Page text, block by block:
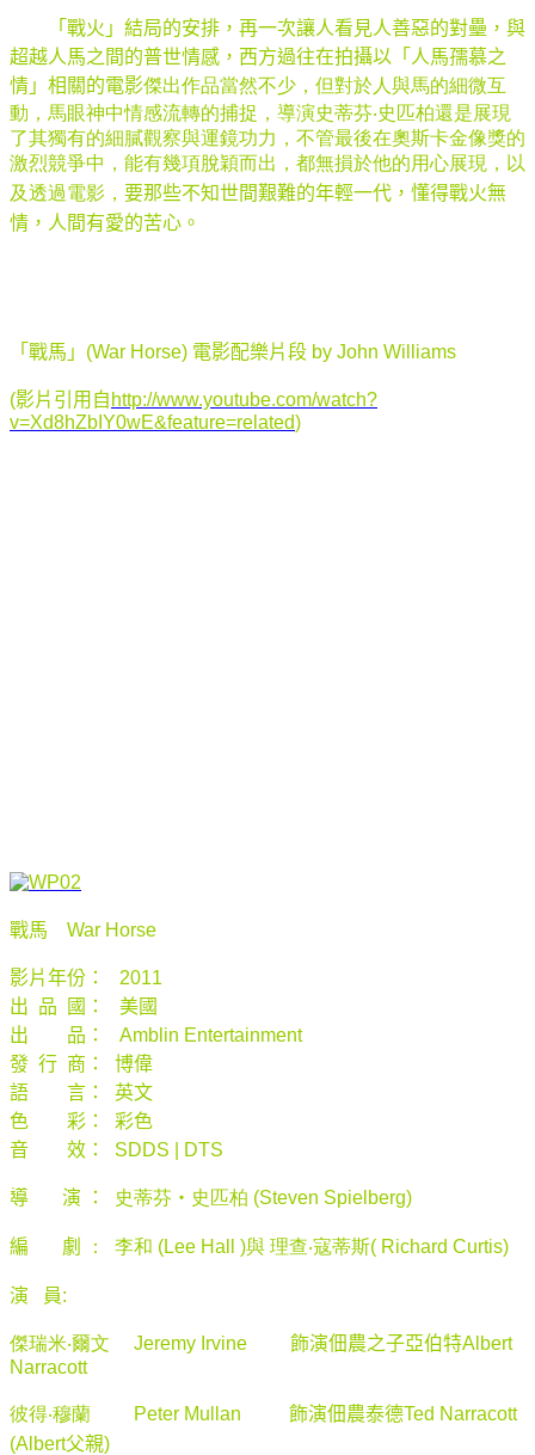
「戰火」結局的安排，再一次讓人看見人善惡的對壘，與
超越人馬之間的普世情感，西方過往在拍攝以「人馬孺慕之
情」相關的電影傑出作品當然不少，但對於人與馬的細微互
動，馬眼神中情感流轉的捕捉，導演史蒂芬‧史匹柏還是展現
了其獨有的細膩觀察與運鏡功力，不管最後在奧斯卡金像獎的
激烈競爭中，能有幾項脫穎而出，都無損於他的用心展現，以
及透過電影， 要那些不知世間艱難的年輕一代，懂得戰火無
情，人間有愛的苦心。
「戰馬」(War Horse) 電影配樂片段 by John Williams
(影片引用自 http://www.youtube.com/watch?
v=Xd8hZbIY0wE&feature=related)
戰馬 War Horse
影片年份： 2011
出 品 國： 美國
出 品： Amblin Entertainment
發 行 商： 博偉
語 言： 英文
色 彩： 彩色
音 效：
SDDS | DTS
導 演 ： 史蒂芬 ‧ 史匹柏 (Steven Spielberg)
編 劇 ： 李和 (Lee Hall )與 理查‧寇蒂斯( Richard Curtis)
演 員:
傑瑞米‧爾文 Jeremy Irvine 飾演佃農之子亞伯特Albert
Narracott
彼得‧穆蘭 Peter Mullan 飾演佃農泰德Ted Narracott
(Albert父親)